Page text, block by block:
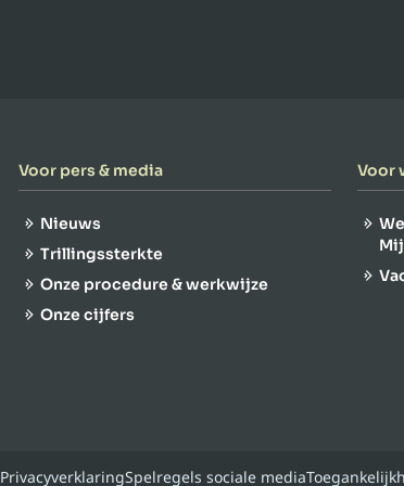
Voor pers & media
Nieuws
Trillingssterkte
Onze procedure & werkwijze
Onze cijfers
Voor
PrivacyverklaringSpelregels sociale media